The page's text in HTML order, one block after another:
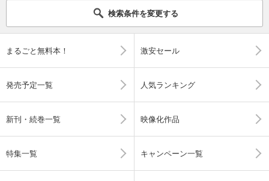
検索条件を変更する
まるごと無料本！ 激安セール
発売予定一覧 人気ランキング
新刊・続巻一覧 映像化作品
特集一覧 キャンペーン一覧